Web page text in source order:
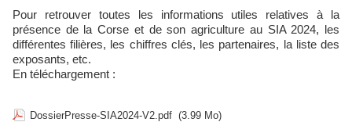
Pour retrouver toutes les informations utiles relatives à la
présence de la Corse et de son agriculture au SIA 2024, les
différentes filières, les chiffres clés, les partenaires, la liste des
exposants, etc.
En téléchargement :
DossierPresse-SIA2024-V2.pdf (3.99 Mo)